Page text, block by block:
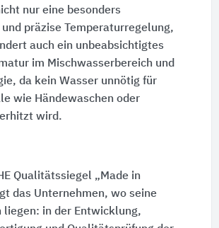
nur eine besonders
präzise Temperaturregelung,
auch ein unbeabsichtigtes
im Mischwasserbereich und
da kein Wasser unnötig für
wie Händewaschen oder
wird.
Qualitätssiegel „Made in
das Unternehmen, wo seine
liegen: in der Entwicklung,